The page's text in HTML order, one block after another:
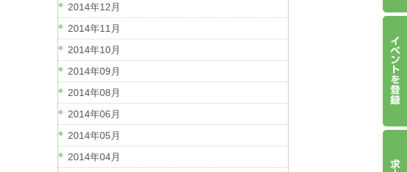
2014年12月
2014年11月
2014年10月
2014年09月
2014年08月
2014年06月
2014年05月
2014年04月